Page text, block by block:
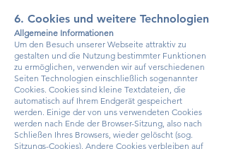
6. Cookies und weitere Technologien
Allgemeine Informationen
Um den Besuch unserer Webseite attraktiv zu
gestalten und die Nutzung bestimmter Funktionen
zu ermöglichen, verwenden wir auf verschiedenen
Seiten Technologien einschließlich sogenannter
Cookies. Cookies sind kleine Textdateien, die
automatisch auf Ihrem Endgerät gespeichert
werden. Einige der von uns verwendeten Cookies
werden nach Ende der Browser-Sitzung, also nach
Schließen Ihres Browsers, wieder gelöscht (sog.
Sitzungs-Cookies). Andere Cookies verbleiben auf